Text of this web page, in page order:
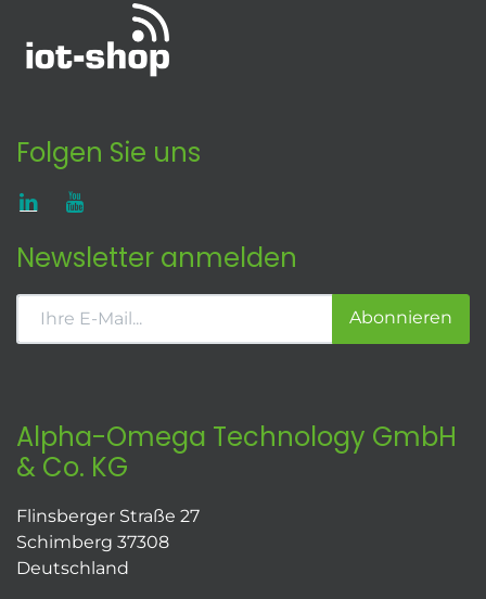
Folgen Sie uns
Newsletter anmelden
Abonnieren
Alpha-Omega Technology GmbH
& Co. KG
Flinsberger Straße 27
Schimberg 37308
Deutschland